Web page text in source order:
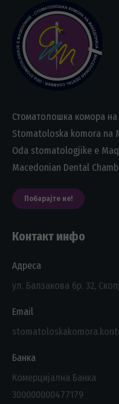
Стоматолошка комора
Stomatoloska komora na
Oda stomatologjike e
Macedonian Dental
Побарајте не!
Контакт инфо
Адреса
ул. Балзакова бр. 32,
Email
Банка
Комерцијална Банка
300000000477179